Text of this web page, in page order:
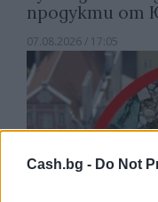
Cash.bg - Do Not
продукти от
07.08.2026 / 17:05